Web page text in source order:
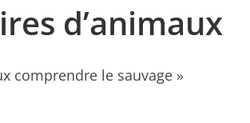
d’animaux
comprendre le sauvage »